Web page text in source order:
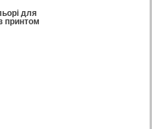
для
принтом